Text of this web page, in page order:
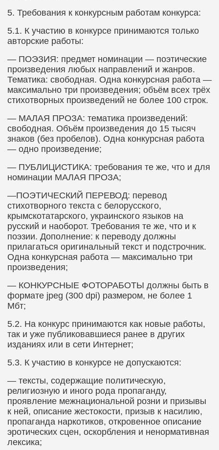
5.​ Требования к конкурсным работам конкурса:
5.1.​ К участию в конкурсе принимаются только
авторские работы:
— ПОЭЗИЯ: предмет номинации — поэтические
произведения любых направлений и жанров.
Тематика: свободная. Одна конкурсная работа —
максимально три произведения; объём всех трёх
стихотворных произведений не более 100 строк.
— МАЛАЯ ПРОЗА: тематика произведений:
свободная. Объём произведения до 15 тысяч
знаков (без пробелов). Одна конкурсная работа
— одно произведение;
— ПУБЛИЦИСТИКА: требования те же, что и для
номинации МАЛАЯ ПРОЗА;
—ПОЭТИЧЕСКИЙ ПЕРЕВОД: перевод
стихотворного текста с белорусского,
крымскотатарского, украинского языков на
русский и наоборот. Требования те же, что и к
поэзии. Дополнение: к переводу должны
прилагаться оригинальный текст и подстрочник.
Одна конкурсная работа — максимально три
произведения;
— КОНКУРСНЫЕ ФОТОРАБОТЫ должны быть в
формате jpeg (300 dpi) размером, не более 1
Мбт;
5.2.​ На конкурс принимаются как новые работы,
так и уже публиковавшиеся ранее в других
изданиях или в сети Интернет;
5.3.​ К участию в конкурсе не допускаются:
— тексты, содержащие политическую,
религиозную и иного рода пропаганду,
проявление межнациональной розни и призывы
к ней, описание жестокости, призыв к насилию,
пропаганда наркотиков, откровенное описание
эротических сцен, оскорбления и ненормативная
лексика;